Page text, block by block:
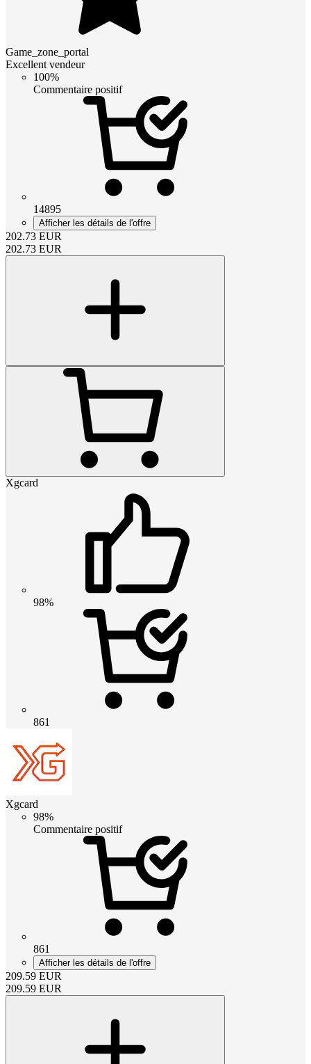
Game_zone_portal
Excellent vendeur
100%
Commentaire positif
14895
Afficher les détails de l'offre
202.73 EUR
202.73 EUR
Xgcard
98%
861
Xgcard
98%
Commentaire positif
861
Afficher les détails de l'offre
209.59 EUR
209.59 EUR